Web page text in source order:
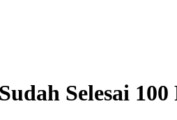
Selesai 100